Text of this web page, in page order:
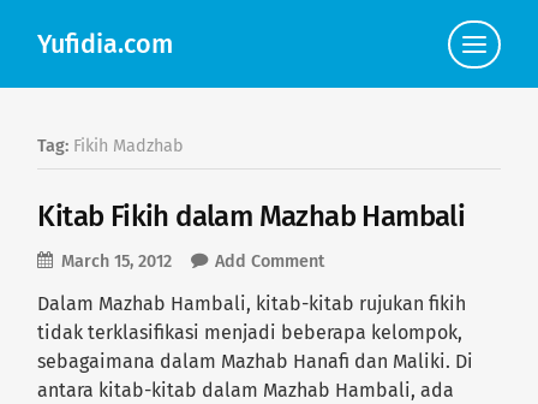
Yufidia.com
Click
to
view
Tag: Fikih Madzhab
Kitab Fikih dalam Mazhab Hambali
March 15, 2012 Add Comment
Dalam Mazhab Hambali, kitab-kitab rujukan fikih
tidak terklasifikasi menjadi beberapa kelompok,
sebagaimana dalam Mazhab Hanafi dan Maliki. Di
antara kitab-kitab dalam Mazhab Hambali, ada